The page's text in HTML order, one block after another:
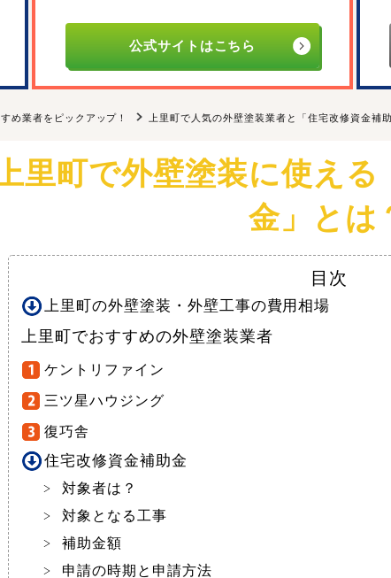
公式サイトはこちら
め業者をピックアップ！ 上里町で人気の外壁塗装業者と「住宅改修資金補
里町で外壁塗装に使える
金」とは
目次
上里町の外壁塗装・外壁工事の費用相場
上里町でおすすめの外壁塗装業者
ケントリファイン
三ツ星ハウジング
復巧舎
住宅改修資金補助金
対象者は？
対象となる工事
補助金額
申請の時期と申請方法